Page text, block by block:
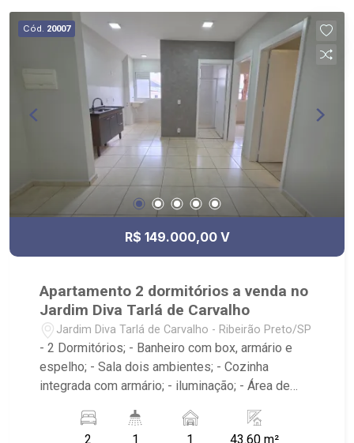
Cód. 20007
R$ 149.000,00 V
Apartamento 2 dormitórios a venda no
Jardim Diva Tarlá de Carvalho
Jardim Diva Tarlá de Carvalho - Ribeirão Preto/SP
- 2 Dormitórios; - Banheiro com box, armário e
espelho; - Sala dois ambientes; - Cozinha
integrada com armário; - iluminação; - Área de
horas, academia, piscina, quadra esportiva, salão
2 1 1 43.60 m²